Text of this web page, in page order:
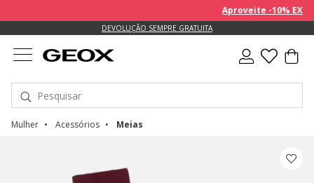
Aproveite -10%
DEVOLUÇÃO SEMPRE GRATUITA
Mulher Acessórios Meias